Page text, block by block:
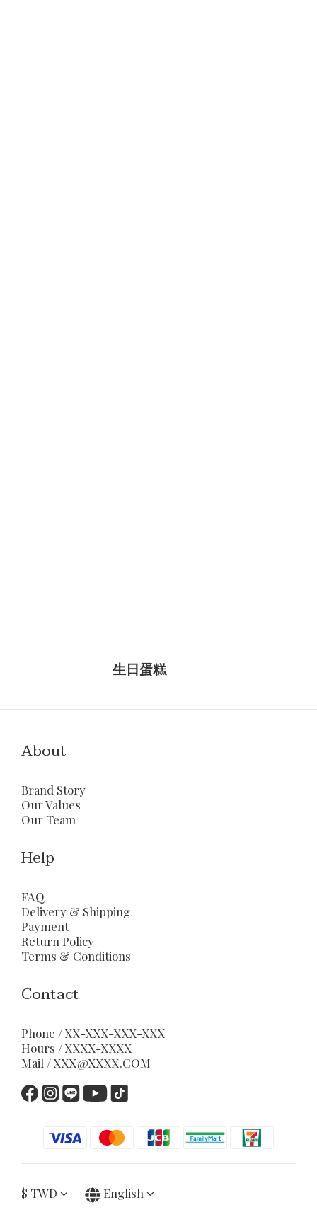
生日蛋糕
About
Brand Story
Our Values
Our Team
Help
FAQ
Delivery & Shipping
Payment
Return Policy
Terms & Conditions
Contact
Phone / XX-XXX-XXX-XXX
Hours / XXXX-XXXX
Mail / XXX@XXXX.COM
$ TWD English